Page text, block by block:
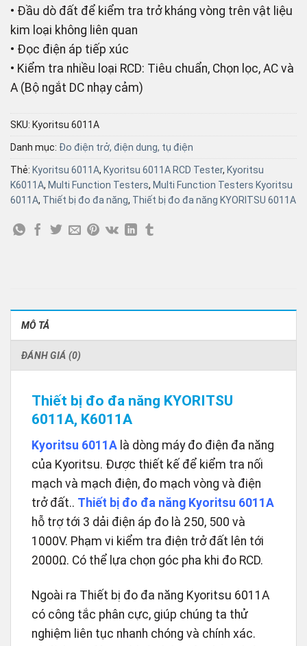
• Đầu dò đất để kiểm tra trở kháng vòng trên vật liệu
kim loại không liên quan
• Đọc điện áp tiếp xúc
• Kiểm tra nhiều loại RCD: Tiêu chuẩn, Chọn lọc, AC và
A (Bộ ngắt DC nhạy cảm)
SKU: Kyoritsu 6011A
Danh mục: Đo điện trở, điện dung, tụ điện
Thẻ: Kyoritsu 6011A, Kyoritsu 6011A RCD Tester, Kyoritsu
K6011A, Multi Function Testers, Multi Function Testers Kyoritsu
6011A, Thiết bị đo đa năng, Thiết bị đo đa năng KYORITSU 6011A
MÔ TẢ
ĐÁNH GIÁ (0)
Thiết bị đo đa năng KYORITSU
6011A, K6011A
Kyoritsu 6011A là dòng máy đo điện đa năng
của Kyoritsu. Được thiết kế để kiểm tra nối
mạch và mạch điện, đo mạch vòng và điện
trở đất.. Thiết bị đo đa năng Kyoritsu 6011A
hỗ trợ tới 3 dải điện áp đo là 250, 500 và
1000V. Phạm vi kiểm tra điện trở đất lên tới
2000Ω. Có thể lựa chọn góc pha khi đo RCD.
Ngoài ra Thiết bị đo đa năng Kyoritsu 6011A
có công tắc phân cực, giúp chúng ta thử
nghiệm liên tục nhanh chóng và chính xác.